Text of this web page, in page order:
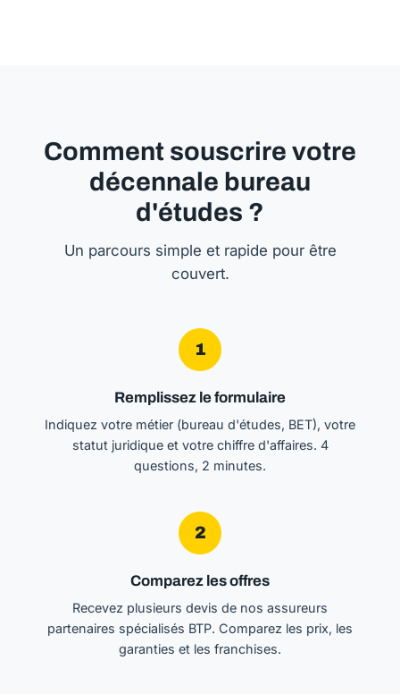
Comment souscrire votre
décennale bureau
d'études ?
Un parcours simple et rapide pour être
couvert.
1
Remplissez le formulaire
Indiquez votre métier (bureau d'études, BET), votre
statut juridique et votre chiffre d'affaires. 4
questions, 2 minutes.
2
Comparez les offres
Recevez plusieurs devis de nos assureurs
partenaires spécialisés BTP. Comparez les prix, les
garanties et les franchises.